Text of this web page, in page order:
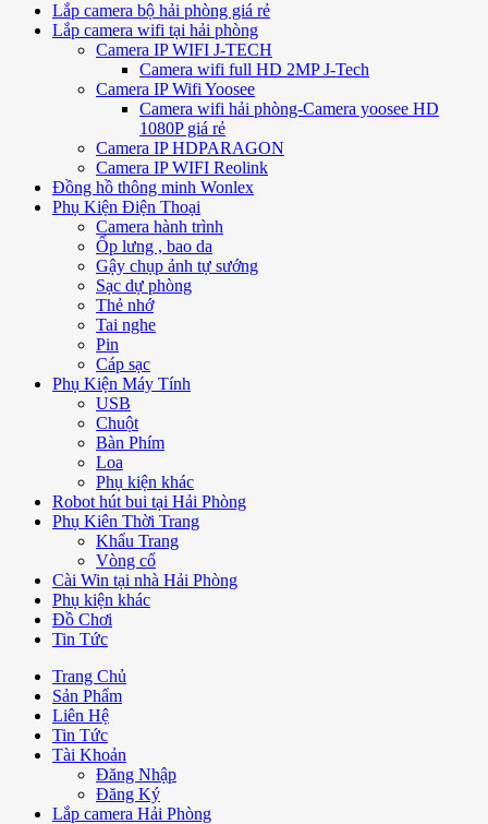
Lắp camera bộ hải phòng giá rẻ
Lắp camera wifi tại hải phòng
Camera IP WIFI J-TECH
Camera wifi full HD 2MP J-Tech
Camera IP Wifi Yoosee
Camera wifi hải phòng-Camera yoosee HD
1080P giá rẻ
Camera IP HDPARAGON
Camera IP WIFI Reolink
Đồng hồ thông minh Wonlex
Phụ Kiện Điện Thoại
Camera hành trình
Ốp lưng , bao da
Gậy chụp ảnh tự sướng
Sạc dự phòng
Thẻ nhớ
Tai nghe
Pin
Cáp sạc
Phụ Kiện Máy Tính
USB
Chuột
Bàn Phím
Loa
Phụ kiện khác
Robot hút bui tại Hải Phòng
Phụ Kiên Thời Trang
Khẩu Trang
Vòng cổ
Cài Win tại nhà Hải Phòng
Phụ kiện khác
Đồ Chơi
Tin Tức
Trang Chủ
Sản Phẩm
Liên Hệ
Tin Tức
Tài Khoản
Đăng Nhập
Đăng Ký
Lắp camera Hải Phòng